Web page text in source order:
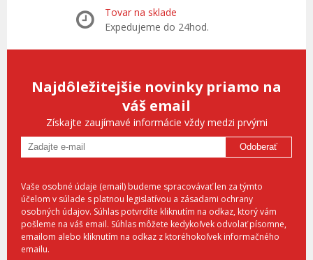
Tovar na sklade
Expedujeme do 24hod.
Najdôležitejšie novinky priamo na
váš email
Získajte zaujímavé informácie vždy medzi prvými
Odoberať
Vaše osobné údaje (email) budeme spracovávať len za týmto
účelom v súlade s platnou legislatívou a zásadami ochrany
osobných údajov. Súhlas potvrdíte kliknutím na odkaz, ktorý vám
pošleme na váš email. Súhlas môžete kedykoľvek odvolať písomne,
emailom alebo kliknutím na odkaz z ktoréhokoľvek informačného
emailu.